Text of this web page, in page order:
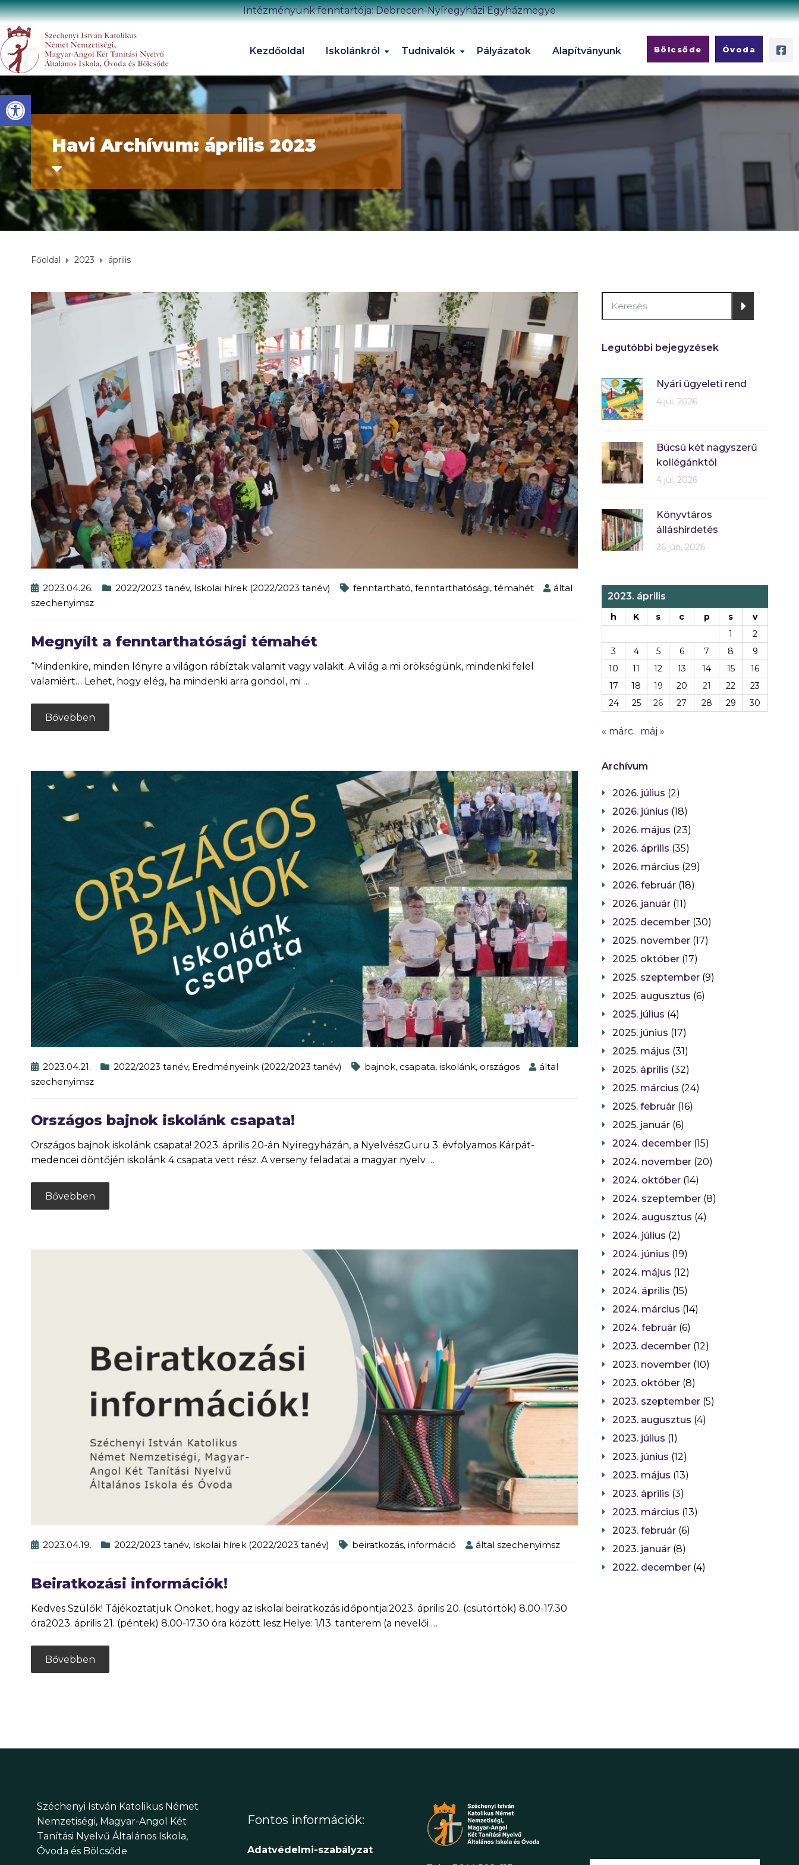
Eszköztár megnyitása
Intézményünk fenntartója: Debrecen-Nyíregyházi Egyházmegye
Kezdőoldal Iskolánkról Tudnivalók Pályázatok Alapítványunk Bölcsőde Óvoda
Havi Archívum: április 2023
Főoldal 2023 április
2023.04.26. 2022/2023 tanév, Iskolai hírek (2022/2023 tanév) fenntartható, fenntarthatósági, témahét
által
szechenyimsz
Megnyílt a fenntarthatósági témahét
“Mindenkire, minden lényre a világon rábíztak valamit vagy valakit. A világ a mi örökségünk, mindenki felel
valamiért… Lehet, hogy elég, ha mindenki arra gondol, mi …
Bővebben
2023.04.21. 2022/2023 tanév, Eredményeink (2022/2023 tanév) bajnok, csapata, iskolánk, országos
által
szechenyimsz
Országos bajnok iskolánk csapata!
Országos bajnok iskolánk csapata! 2023. április 20-án Nyíregyházán, a NyelvészGuru 3. évfolyamos Kárpát-
medencei döntőjén iskolánk 4 csapata vett rész. A verseny feladatai a magyar nyelv …
Bővebben
2023.04.19. 2022/2023 tanév, Iskolai hírek (2022/2023 tanév) beiratkozás, információ által szechenyimsz
Beiratkozási információk!
Kedves Szülők! Tájékoztatjuk Önöket, hogy az iskolai beiratkozás időpontja:2023. április 20. (csütörtök) 8.00-17.30
óra2023. április 21. (péntek) 8.00-17.30 óra között lesz.Helye: 1/13. tanterem (a nevelői …
Bővebben
Legutóbbi bejegyzések
Nyári ügyeleti rend
4 júl, 2026
Búcsú két nagyszerű
kollégánktól
4 júl, 2026
Könyvtáros
álláshirdetés
26 jún, 2026
2023. április
h K s c p s
v
1
2
3
4 5 6 7 8
9
10
11 12 13 14 15
16
17
18 19 20 21 22
23
24
25 26 27 28 29 30
« márc máj »
Archívum
2026. július (2)
2026. június (18)
2026. május (23)
2026. április (35)
2026. március (29)
2026. február (18)
2026. január (11)
2025. december (30)
2025. november (17)
2025. október (17)
2025. szeptember (9)
2025. augusztus (6)
2025. július (4)
2025. június (17)
2025. május (31)
2025. április (32)
2025. március (24)
2025. február (16)
2025. január (6)
2024. december (15)
2024. november (20)
2024. október (14)
2024. szeptember (8)
2024. augusztus (4)
2024. július (2)
2024. június (19)
2024. május (12)
2024. április (15)
2024. március (14)
2024. február (6)
2023. december (12)
2023. november (10)
2023. október (8)
2023. szeptember (5)
2023. augusztus (4)
2023. július (1)
2023. június (12)
2023. május (13)
2023. április (3)
2023. március (13)
2023. február (6)
2023. január (8)
2022. december (4)
Széchenyi István Katolikus Német
Nemzetiségi, Magyar-Angol Két
Tanítási Nyelvű Általános Iskola,
Óvoda és Bölcsőde
Fontos információk:
Adatvédelmi-szabályzat